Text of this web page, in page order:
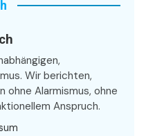
Wir berichten,
ohne Alarmismus, ohne
Anspruch.